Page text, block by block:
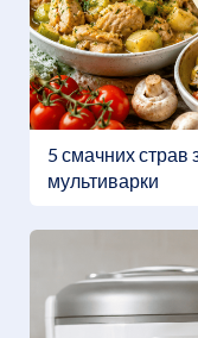
5 смачних страв
мультиварки